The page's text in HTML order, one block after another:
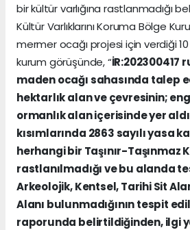
bir kültür varlığına rastlanmadığı
Kültür Varlıklarını Koruma Bölge
mermer ocağı projesi için verdiği
kurum görüşünde, “İR:202300417
maden ocağı sahasında talep
hektarlık alan ve çevresinin;
ormanlık alan içerisinde yer
kısımlarında 2863 sayılı yasa
herhangi bir Taşınır-Taşınmaz
rastlanılmadığı ve bu alanda
Arkeolojik, Kentsel, Tarihi Sit
Alanı bulunmadığının tespit
raporunda belirtildiğinden, ilgi